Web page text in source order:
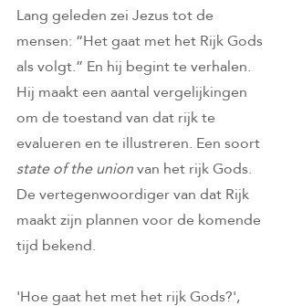
Lang geleden zei Jezus tot de
mensen: “Het gaat met het Rijk Gods
als volgt.” En hij begint te verhalen.
Hij maakt een aantal vergelijkingen
om de toestand van dat rijk te
evalueren en te illustreren. Een soort
state of the union van het rijk Gods.
De vertegenwoordiger van dat Rijk
maakt zijn plannen voor de komende
tijd bekend.
'Hoe gaat het met het rijk Gods?',